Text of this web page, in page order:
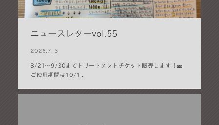
ニュースレターvol.55
2026. 7. 3
8/21〜9/30までトリートメントチケット販売します！🎫
ご使用期間は10/1...